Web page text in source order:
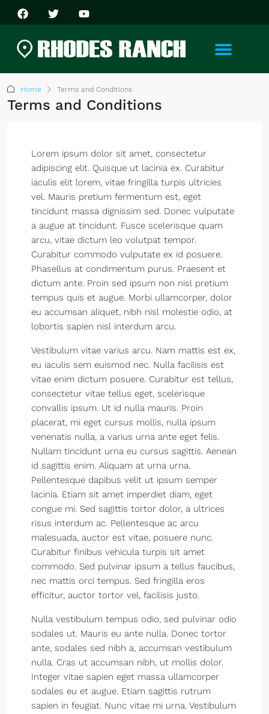
Home Terms and Conditions
Terms and Conditions
Lorem ipsum dolor sit amet, consectetur
adipiscing elit. Quisque ut lacinia ex. Curabitur
iaculis elit lorem, vitae fringilla turpis ultricies
vel. Mauris pretium fermentum est, eget
tincidunt massa dignissim sed. Donec vulputate
a augue at tincidunt. Fusce scelerisque quam
arcu, vitae dictum leo volutpat tempor.
Curabitur commodo vulputate ex id posuere.
Phasellus at condimentum purus. Praesent et
dictum ante. Proin sed ipsum non nisl pretium
tempus quis et augue. Morbi ullamcorper, dolor
eu accumsan aliquet, nibh nisl molestie odio, at
lobortis sapien nisl interdum arcu.
Vestibulum vitae varius arcu. Nam mattis est ex,
eu iaculis sem euismod nec. Nulla facilisis est
vitae enim dictum posuere. Curabitur est tellus,
consectetur vitae tellus eget, scelerisque
convallis ipsum. Ut id nulla mauris. Proin
placerat, mi eget cursus mollis, nulla ipsum
venenatis nulla, a varius urna ante eget felis.
Nullam tincidunt urna eu cursus sagittis. Aenean
id sagittis enim. Aliquam at urna urna.
Pellentesque dapibus velit ut ipsum semper
lacinia. Etiam sit amet imperdiet diam, eget
congue mi. Sed sagittis tortor dolor, a ultrices
risus interdum ac. Pellentesque ac arcu
malesuada, auctor est vitae, posuere nunc.
Curabitur finibus vehicula turpis sit amet
commodo. Sed pulvinar ipsum a tellus faucibus,
nec mattis orci tempus. Sed fringilla eros
efficitur, auctor tortor vel, facilisis justo.
Nulla vestibulum tempus odio, sed pulvinar odio
sodales ut. Mauris eu ante nulla. Donec tortor
ante, sodales sed nibh a, accumsan vestibulum
nulla. Cras ut accumsan nibh, ut mollis dolor.
Integer vitae sapien eget massa ullamcorper
sodales eu et augue. Etiam sagittis rutrum
sapien in feugiat. Nunc vitae mi urna. Vestibulum